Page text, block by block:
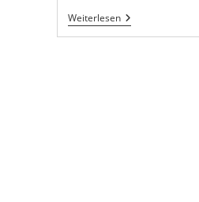
WeiterlesenHJEM
2026